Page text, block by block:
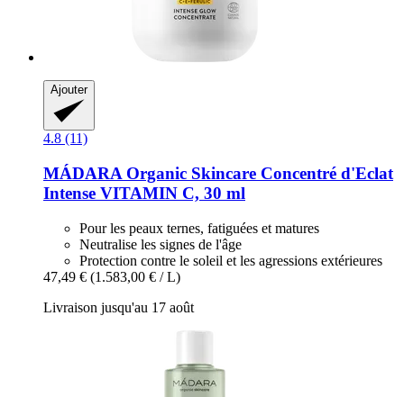
Ajouter
4.8 (11)
MÁDARA Organic Skincare Concentré d'Eclat
Intense VITAMIN C, 30 ml
Pour les peaux ternes, fatiguées et matures
Neutralise les signes de l'âge
Protection contre le soleil et les agressions extérieures
47,49 € (1.583,00 € / L)
Livraison jusqu'au 17 août